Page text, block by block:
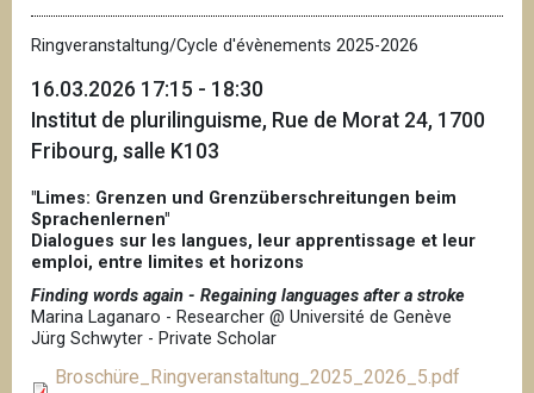
Ringveranstaltung/Cycle d'évènements 2025-2026
16.03.2026 17:15 - 18:30
Institut de plurilinguisme, Rue de Morat 24, 1700
Fribourg, salle K103
"Limes: Grenzen und Grenzüberschreitungen beim
Sprachenlernen"
Dialogues sur les langues, leur apprentissage et leur
emploi, entre limites et horizons
Finding words again - Regaining languages after a stroke
Marina Laganaro - Researcher @ Université de Genève
Jürg Schwyter - Private Scholar
Broschüre_Ringveranstaltung_2025_2026_5.pdf